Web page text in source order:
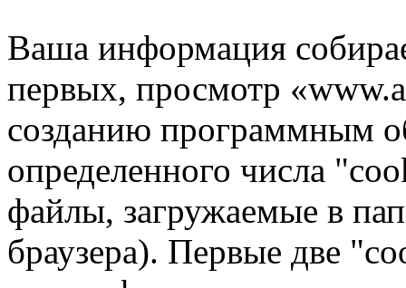
Ваша информация
первых, просмотр
созданию программным
определенного числа
файлы, загружаемые в
браузера). Первые две